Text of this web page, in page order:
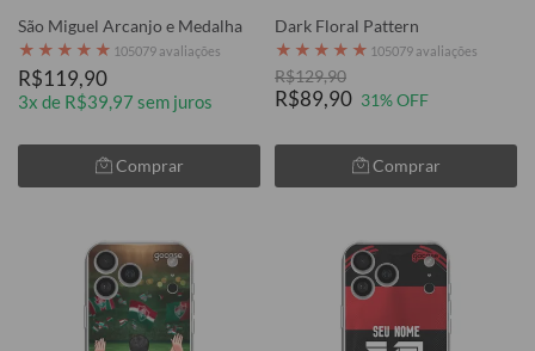
São Miguel Arcanjo e Medalha
★ ★ ★ ★ ★ 105079 avaliações
R$119,90
3x de R$39,97 sem juros
Comprar
Dark Floral Pattern
★ ★ ★ ★ ★ 105079 avaliações
R$129,90
R$89,90 31% OFF
Comprar